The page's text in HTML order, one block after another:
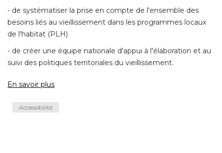
- de systématiser la prise en compte de l'ensemble des
besoins liés au vieillissement dans les programmes locaux
de l'habitat (PLH)
- de créer une équipe nationale d'appui à l'élaboration et au
suivi des politiques territoriales du vieillissement.
En savoir plus
Accessibilité